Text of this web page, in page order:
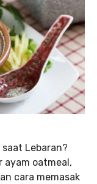
Lebaran?
ayam oatmeal,
cara memasak